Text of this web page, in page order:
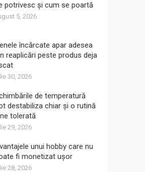
potrivesc și cum se poartă
5, 2026
încărcate apar adesea
reaplicări peste produs deja
30, 2026
de temperatură
destabiliza chiar și o rutină
tolerată
29, 2026
unui hobby care nu
fi monetizat ușor
28, 2026